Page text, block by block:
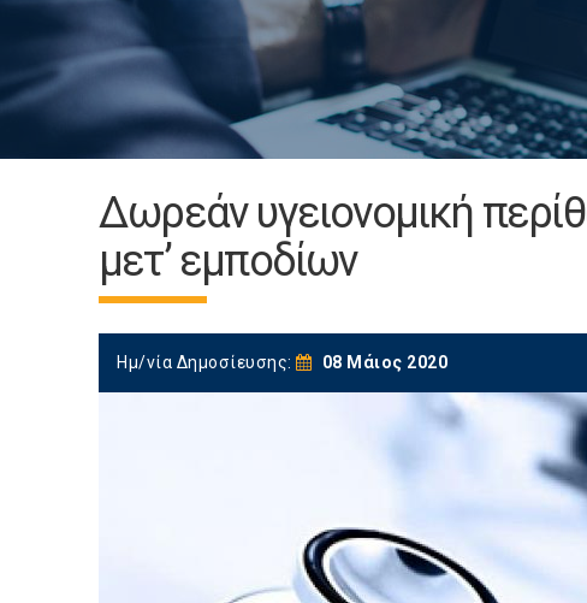
Δωρεάν υγειονομική
μετ’ εμποδίων
Ημ/νία Δημοσίευσης: 08 Μάιος 2020